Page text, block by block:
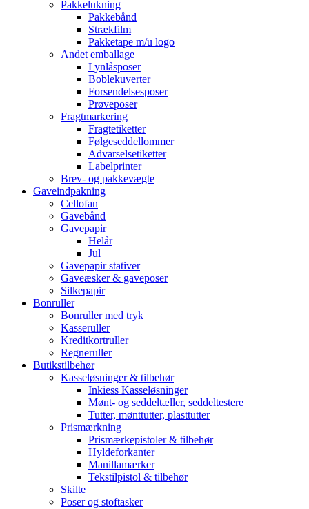
Pakkelukning
Pakkebånd
Strækfilm
Pakketape m/u logo
Andet emballage
Lynlåsposer
Boblekuverter
Forsendelsesposer
Prøveposer
Fragtmarkering
Fragtetiketter
Følgeseddellommer
Advarselsetiketter
Labelprinter
Brev- og pakkevægte
Gaveindpakning
Cellofan
Gavebånd
Gavepapir
Helår
Jul
Gavepapir stativer
Gaveæsker & gaveposer
Silkepapir
Bonruller
Bonruller med tryk
Kasseruller
Kreditkortruller
Regneruller
Butikstilbehør
Kasseløsninger & tilbehør
Inkiess Kasseløsninger
Mønt- og seddeltæller, seddeltestere
Tutter, mønttutter, plasttutter
Prismærkning
Prismærkepistoler & tilbehør
Hyldeforkanter
Manillamærker
Tekstilpistol & tilbehør
Skilte
Poser og stoftasker